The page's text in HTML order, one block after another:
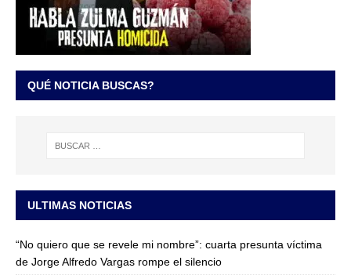
QUÉ NOTICIA BUSCAS?
ULTIMAS NOTICIAS
“No quiero que se revele mi nombre”: cuarta presunta víctima
de Jorge Alfredo Vargas rompe el silencio